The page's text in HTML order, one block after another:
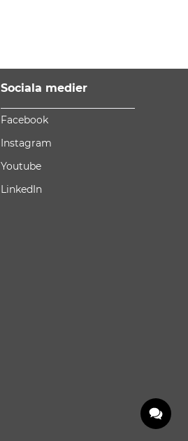
Sociala medier
Facebook
Instagram
Youtube
LinkedIn